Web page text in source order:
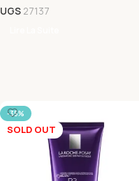
UGS 27137
-35%
SOLD OUT